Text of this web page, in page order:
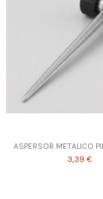
ASPERSOR METALICO
3,39 €